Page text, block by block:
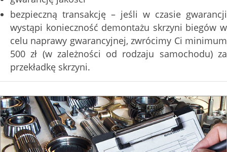
bezpieczną transakcję – jeśli w czasie gwarancji
wystąpi konieczność demontażu skrzyni biegów w
celu naprawy gwarancyjnej, zwrócimy Ci minimum
500 zł (w zależności od rodzaju samochodu) za
przekładkę skrzyni.